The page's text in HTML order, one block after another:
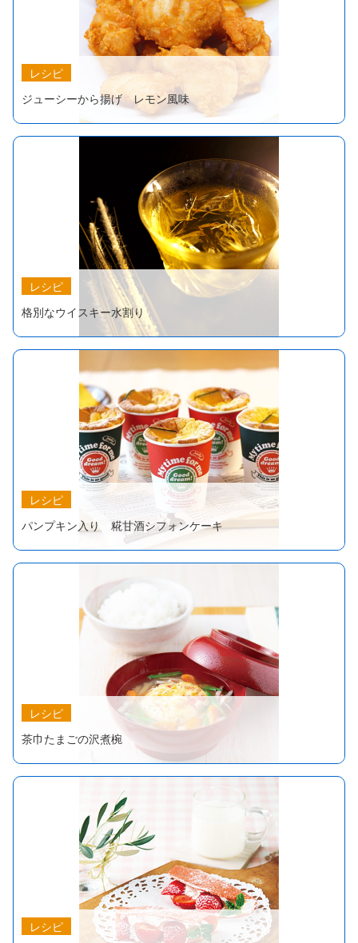
レシピ
ジューシーから揚げ レモン風味
レシピ
格別なウイスキー水割り
レシピ
パンプキン入り 糀甘酒シフォンケーキ
レシピ
茶巾たまごの沢煮椀
レシピ